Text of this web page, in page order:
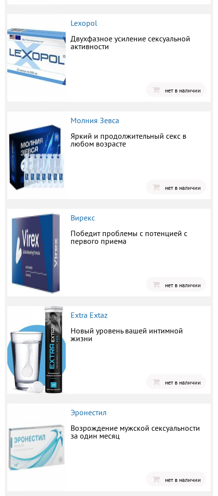
Lexopol
Двухфазное усиление сексуальной
активности
нет в наличии
Молния Зевса
Яркий и продолжительный секс в
любом возрасте
нет в наличии
Вирекс
Победит проблемы с потенцией с
первого приема
нет в наличии
Extra Extaz
Новый уровень вашей интимной
жизни
нет в наличии
Эронестил
Возрождение мужской сексуальности
за один месяц
нет в наличии